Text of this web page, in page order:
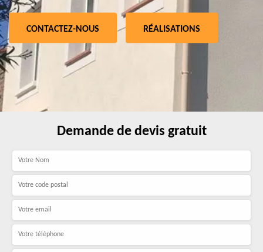
CONTACTEZ-NOUS RÉALISATIONS
Demande de devis gratuit